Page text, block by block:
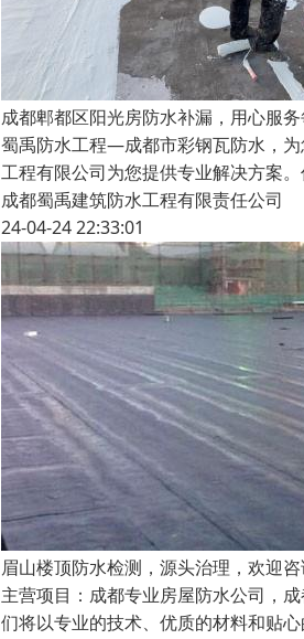
成都郫都区阳光房防水补漏，用心服
蜀禹防水工程—成都市彩钢瓦防水，
工程有限公司为您提供专业解决方案
成都蜀禹建筑防水工程有限责任公司
24-04-24 22:33:01
眉山楼顶防水检测，源头治理，欢迎咨
主营项目：成都专业房屋防水公司，
们将以专业的技术、优质的材料和贴